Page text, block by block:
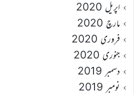
اپریل 2020
مارچ 2020
فروری 2020
جنوری 2020
دسمبر 2019
نومبر 2019